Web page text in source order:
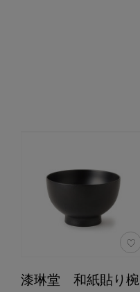
漆琳堂 和紙貼り椀